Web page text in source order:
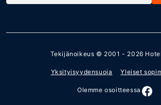
Tekijänoikeus © 2001 - 2026
Yksityisyydensuoja Yleiset
Olemme osoitteessa